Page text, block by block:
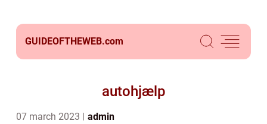
GUIDEOFTHEWEB.com
autohjælp
07 march 2023 admin